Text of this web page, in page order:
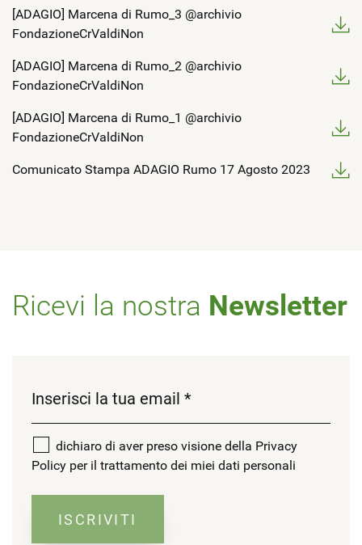
[ADAGIO] Marcena di Rumo_3 @archivio
FondazioneCrValdiNon
[ADAGIO] Marcena di Rumo_2 @archivio
FondazioneCrValdiNon
[ADAGIO] Marcena di Rumo_1 @archivio
FondazioneCrValdiNon
Comunicato Stampa ADAGIO Rumo 17 Agosto 2023
Ricevi la nostra Newsletter
dichiaro di aver preso visione della Privacy
Policy per il trattamento dei miei dati personali
ISCRIVITI